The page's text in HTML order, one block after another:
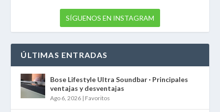
SÍGUENOS EN INSTAGRAM
ÚLTIMAS ENTRADAS
Bose Lifestyle Ultra Soundbar · Principales
ventajas y desventajas
Ago 6, 2026 | Favoritos